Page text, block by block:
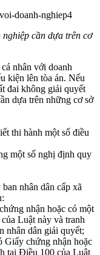
cần dựa trên cơ
nhân với doanh
kiện lên tòa án. Nếu
đai không giải quyết
dựa trên những cơ sở
thi hành một số điều
một số nghị định quy
nhân dân cấp xã
nhận hoặc có một
Luật này và tranh
nhân dân giải quyết;
Giấy chứng nhận hoặc
tại Điều 100 của Luật